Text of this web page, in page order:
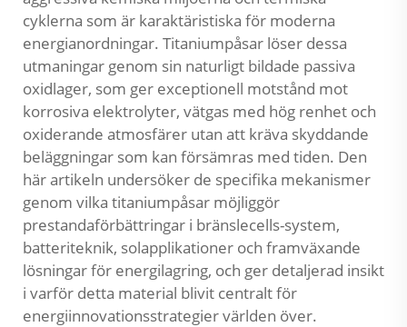
cyklerna som är karaktäristiska för moderna
energianordningar. Titaniumpåsar löser dessa
utmaningar genom sin naturligt bildade passiva
oxidlager, som ger exceptionell motstånd mot
korrosiva elektrolyter, vätgas med hög renhet och
oxiderande atmosfärer utan att kräva skyddande
beläggningar som kan försämras med tiden. Den
här artikeln undersöker de specifika mekanismer
genom vilka titaniumpåsar möjliggör
prestandaförbättringar i bränslecells-system,
batteriteknik, solapplikationer och framväxande
lösningar för energilagring, och ger detaljerad insikt
i varför detta material blivit centralt för
energiinnovationsstrategier världen över.